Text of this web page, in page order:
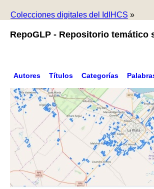
Colecciones digitales del IdIHCS »
RepoGLP - Repositorio temático
Autores Títulos Categorías